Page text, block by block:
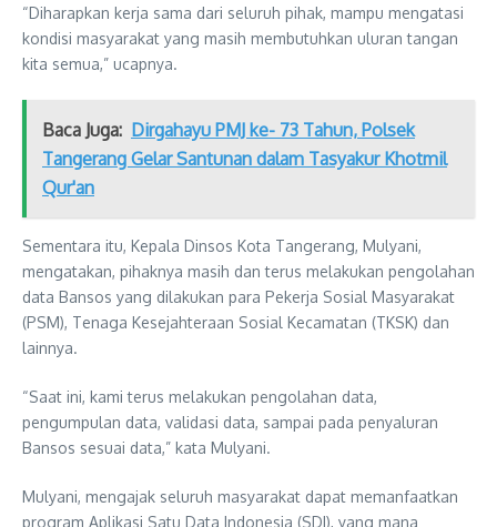
“Diharapkan kerja sama dari seluruh pihak, mampu mengatasi
kondisi masyarakat yang masih membutuhkan uluran tangan
kita semua,” ucapnya.
Baca Juga: Dirgahayu PMJ ke- 73 Tahun, Polsek
Tangerang Gelar Santunan dalam Tasyakur Khotmil
Qur'an
Sementara itu, Kepala Dinsos Kota Tangerang, Mulyani,
mengatakan, pihaknya masih dan terus melakukan pengolahan
data Bansos yang dilakukan para Pekerja Sosial Masyarakat
(PSM), Tenaga Kesejahteraan Sosial Kecamatan (TKSK) dan
lainnya.
“Saat ini, kami terus melakukan pengolahan data,
pengumpulan data, validasi data, sampai pada penyaluran
Bansos sesuai data,” kata Mulyani.
Mulyani, mengajak seluruh masyarakat dapat memanfaatkan
program Aplikasi Satu Data Indonesia (SDI), yang mana